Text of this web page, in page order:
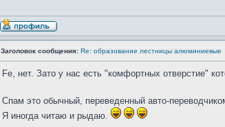
Заголовок сообщения: Re: образование лестницы алюминиевые
Fe, нет. Зато у нас есть "комфортных отверстие"
Спам это обычный, переведенный авто-
Я иногда читаю и рыдаю.